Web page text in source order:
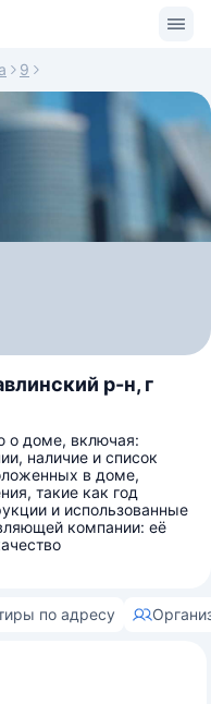
9
р-н, г
о доме, включая:
наличие и список
в доме,
такие как год
и использованные
компании: её
по адресу